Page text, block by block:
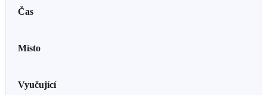
Čas
Místo
Vyučující